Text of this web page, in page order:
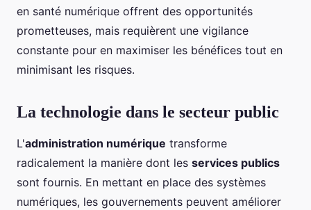
en santé numérique offrent des opportunités
prometteuses, mais requièrent une vigilance
constante pour en maximiser les bénéfices tout en
minimisant les risques.
La technologie dans le secteur public
L'administration numérique transforme
radicalement la manière dont les services publics
sont fournis. En mettant en place des systèmes
numériques, les gouvernements peuvent améliorer